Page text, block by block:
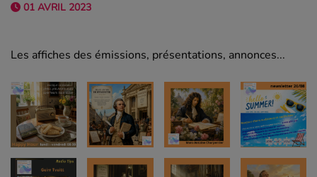
01 AVRIL 2023
Les affiches des émissions, présentations, annonces...